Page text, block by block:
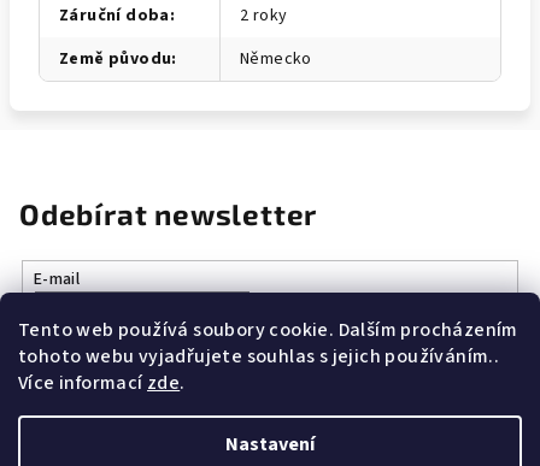
Tento web používá soubory cookie. Dalším procházením
tohoto webu vyjadřujete souhlas s jejich používáním..
Více informacízde.
Nastavení
Záruční doba:
2 roky
Země původu: Německo
Odebírat newsletter
E-mail
Vložením e-mailu souhlasíte spodmínkami ochrany osobních
údajů